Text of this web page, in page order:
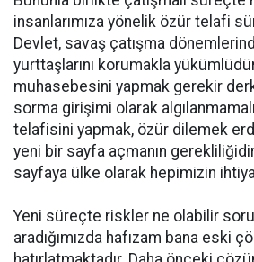
insanlarımıza yönelik özür telafi
Devlet, savaş çatışma
yurttaşlarını korumakla
muhasebesini yapmak gerekir
sorma girişimi olarak
telafisini yapmak, özür dilemek
yeni bir sayfa açmanın
sayfaya ülke olarak hepimizin
Yeni süreçte riskler ne olabilir
aradığımızda hafızam bana eski